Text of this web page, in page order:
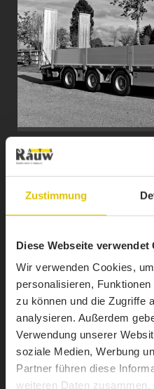
Zustimmung
Diese Webseite verwendet
Wir verwenden Cookies,
personalisieren,
zu können und die Zugriffe
analysieren. Außerdem
Verwendung unserer
soziale Medien, Werbung
Partner führen diese
weiteren Daten
Unsere Zentralachsanhänger
Tieflader, Plateau oder